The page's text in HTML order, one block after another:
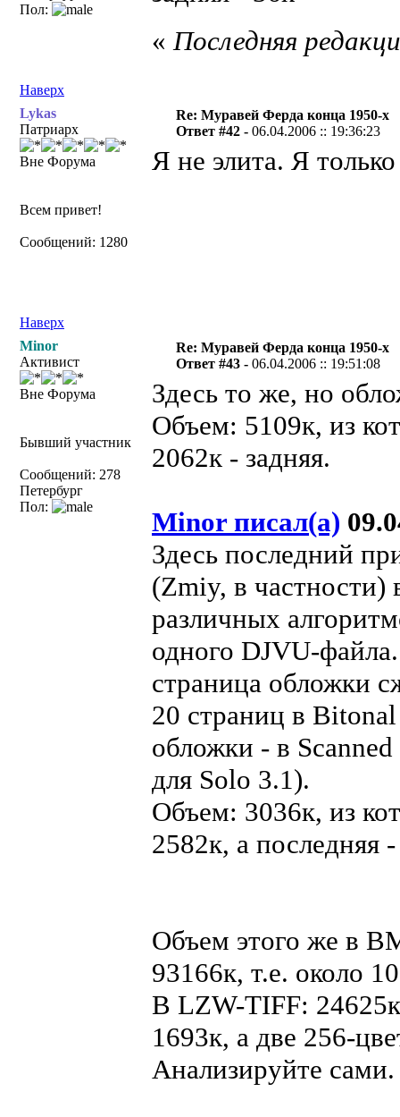
Пол:
Наверх
«Последняя
Lykas
Патриарх
Вне Форума
Всем привет!
Сообщений: 1280
Re: Муравей Ферда конца 1950-х
Ответ #42 -06.04.2006 :: 19:36:23
Я не элита. Я
Наверх
Minor
Активист
Вне Форума
Бывший участник
Сообщений: 278
Петербург
Пол:
Re: Муравей Ферда конца 1950-х
Ответ #43 -06.04.2006 :: 19:51:08
Здесь то же, но
Объем: 5109к, из
2062к - задняя.
Minor писал(а)
Здесь последний
(Zmiy, в
различных
одного DJVU-
страница обложки
20 страниц в
обложки - в
для Solo 3.1).
Объем: 3036к, из
2582к, а последняя
Объем этого же в
93166к, т.е. около
В LZW-TIFF:
1693к, а две 256-
Анализируйте сами.